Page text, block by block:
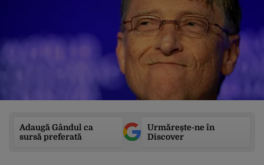
Adaugă Gândul ca
sursă preferată
Urmărește-ne în
Discover